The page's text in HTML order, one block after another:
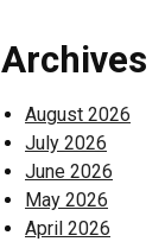
Archives
August 2026
July 2026
June 2026
May 2026
April 2026